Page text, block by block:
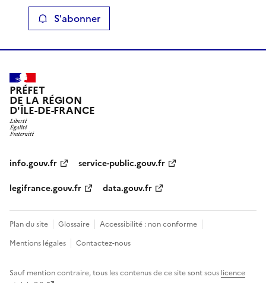
S'abonner
PRÉFET
DE LA RÉGION
D'ÎLE-DE-FRANCE
info.gouv.fr
service-public.gouv.fr
legifrance.gouv.fr
data.gouv.fr
Plan du site Glossaire
Accessibilité : non conforme
Mentions légales
Contactez-nous
Sauf mention contraire, tous les contenus de ce site sont sous licence